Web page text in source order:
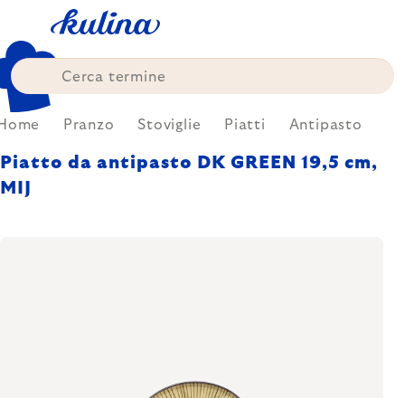
content
Pranzo Stoviglie Piatti Antipasto
Piatto da antipasto DK GREEN 19,5 cm,
MIJ